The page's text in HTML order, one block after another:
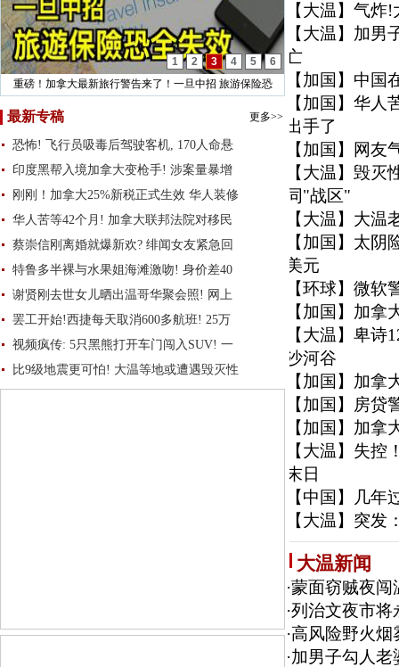
1 2 3 4 5
6
重磅！加拿大最新旅行警告来了！一旦中招 旅游保险恐
最新专稿 更多>>
恐怖! 飞行员吸毒后驾驶客机, 170人命悬
印度黑帮入境加拿大变枪手! 涉案量暴增
刚刚！加拿大25%新税正式生效 华人装修
华人苦等42个月! 加拿大联邦法院对移民
蔡崇信刚离婚就爆新欢? 绯闻女友紧急回
特鲁多半裸与水果姐海滩激吻! 身价差40
谢贤刚去世女儿晒出温哥华聚会照! 网上
罢工开始!西捷每天取消600多航班! 25万
视频疯传: 5只黑熊打开车门闯入SUV! 一
比9级地震更可怕! 大温等地或遭遇毁灭性
【大温】 气炸!
【大温】 加男
亡
【加国】 中国
【加国】 华人
出手了
【加国】
网友
【大温】 毁灭
同"战区"
【大温】 大温
【加国】 太阴
美元
【环球】 微软
【加国】 加拿
【大温】 卑诗
沙河谷
【加国】 加拿
【加国】 房贷
【加国】 加拿
【大温】 失控
末日
【中国】
几年
【大温】 突发
大温新闻
·蒙面窃贼夜闯
·列治文夜市将
·高风险野火烟
·加男子勾人老